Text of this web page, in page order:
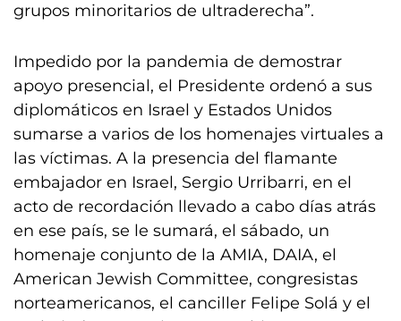
grupos minoritarios de ultraderecha”.
Impedido por la pandemia de demostrar
apoyo presencial, el Presidente ordenó a sus
diplomáticos en Israel y Estados Unidos
sumarse a varios de los homenajes virtuales a
las víctimas. A la presencia del flamante
embajador en Israel, Sergio Urribarri, en el
acto de recordación llevado a cabo días atrás
en ese país, se le sumará, el sábado, un
homenaje conjunto de la AMIA, DAIA, el
American Jewish Committee, congresistas
norteamericanos, el canciller Felipe Solá y el